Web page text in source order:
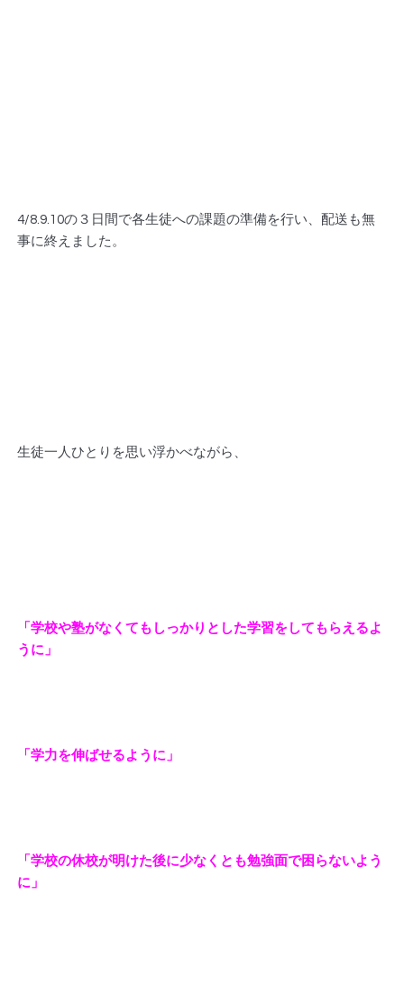
4/8.9.10の３日間で各生徒への課題の準備を行い、配送も無
事に終えました。
生徒一人ひとりを思い浮かべながら、
「学校や塾がなくてもしっかりとした学習をしてもらえるよ
うに」
「学力を伸ばせるように」
「学校の休校が明けた後に少なくとも勉強面で困らないよう
に」